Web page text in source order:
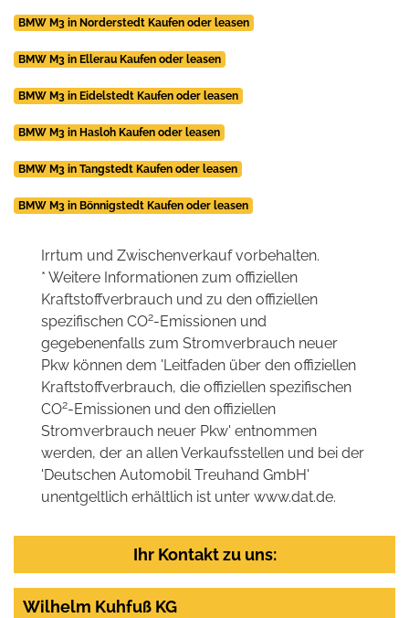
BMW M3 in Norderstedt Kaufen oder leasen
BMW M3 in Ellerau Kaufen oder leasen
BMW M3 in Eidelstedt Kaufen oder leasen
BMW M3 in Hasloh Kaufen oder leasen
BMW M3 in Tangstedt Kaufen oder leasen
BMW M3 in Bönnigstedt Kaufen oder leasen
Irrtum und Zwischenverkauf vorbehalten.
* Weitere Informationen zum offiziellen
Kraftstoffverbrauch und zu den offiziellen
spezifischen CO2-Emissionen und
gegebenenfalls zum Stromverbrauch neuer
Pkw können dem 'Leitfaden über den offiziellen
Kraftstoffverbrauch, die offiziellen spezifischen
CO2-Emissionen und den offiziellen
Stromverbrauch neuer Pkw' entnommen
werden, der an allen Verkaufsstellen und bei der
'Deutschen Automobil Treuhand GmbH'
unentgeltlich erhältlich ist unter www.dat.de.
Ihr Kontakt zu uns:
Wilhelm Kuhfuß KG